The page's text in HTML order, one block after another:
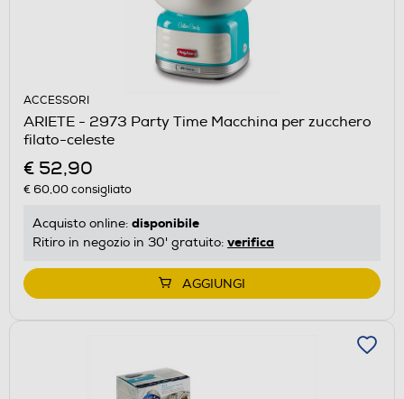
ACCESSORI
ARIETE - 2973 Party Time Macchina per zucchero
filato-celeste
€ 52,90
€ 60,00consigliato
Acquisto online: disponibile
Ritiro in negozio in 30' gratuito: verifica
AGGIUNGI